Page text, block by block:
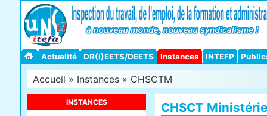
Actualité DR(I)EETS/DEETS Instances INTEFP
Accueil » Instances » CHSCTM
CHSCT
INSTANCES